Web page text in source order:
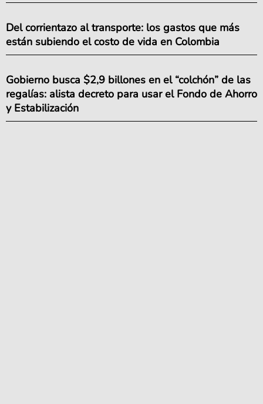
Del corrientazo al transporte: los gastos que más
están subiendo el costo de vida en Colombia
Gobierno busca $2,9 billones en el “colchón” de las
regalías: alista decreto para usar el Fondo de Ahorro
y Estabilización